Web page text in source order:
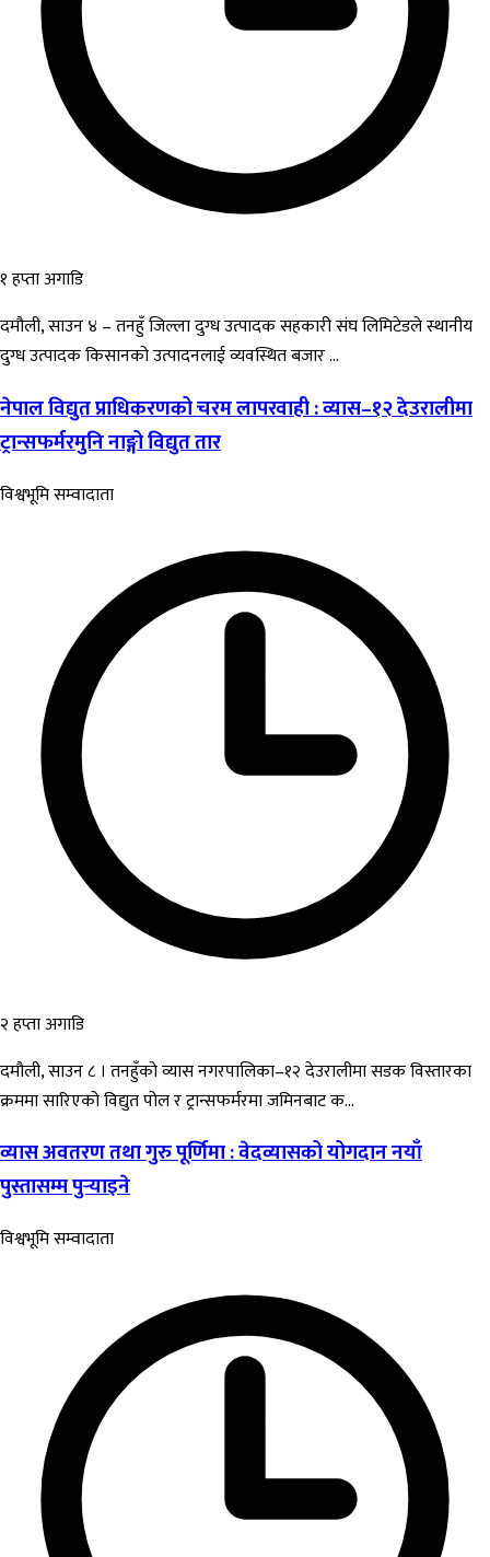
१ हप्ता अगाडि
दमौली, साउन ४ – तनहुँ जिल्ला दुग्ध उत्पादक सहकारी संघ लिमिटेडले स्थानीय
दुग्ध उत्पादक किसानको उत्पादनलाई व्यवस्थित बजार ...
नेपाल विद्युत प्राधिकरणको चरम लापरवाही : व्यास–१२ देउरालीमा
ट्रान्सफर्मरमुनि नाङ्गो विद्युत तार
विश्वभूमि सम्वादाता
२ हप्ता अगाडि
दमौली, साउन ८ । तनहुँको व्यास नगरपालिका–१२ देउरालीमा सडक विस्तारका
क्रममा सारिएको विद्युत पोल र ट्रान्सफर्मरमा जमिनबाट क...
व्यास अवतरण तथा गुरु पूर्णिमा : वेदव्यासको योगदान नयाँ
पुस्तासम्म पुर्‍याइने
विश्वभूमि सम्वादाता